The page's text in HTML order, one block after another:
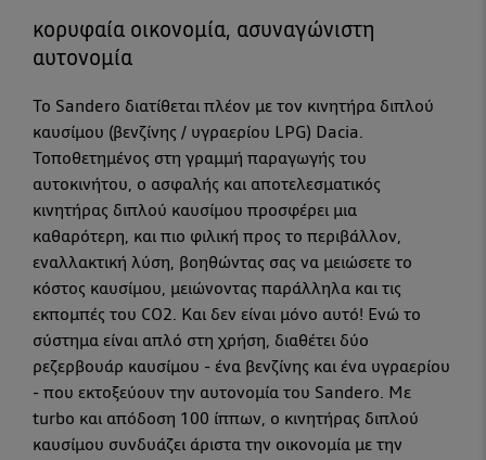
κορυφαία οικονομία, ασυναγώνιστη
αυτονομία
Το Sandero διατίθεται πλέον με τον κινητήρα διπλού
καυσίμου (βενζίνης / υγραερίου LPG) Dacia.
Τοποθετημένος στη γραμμή παραγωγής του
αυτοκινήτου, ο ασφαλής και αποτελεσματικός
κινητήρας διπλού καυσίμου προσφέρει μια
καθαρότερη, και πιο φιλική προς το περιβάλλον,
εναλλακτική λύση, βοηθώντας σας να μειώσετε το
κόστος καυσίμου, μειώνοντας παράλληλα και τις
εκπομπές του CO2. Και δεν είναι μόνο αυτό! Ενώ το
σύστημα είναι απλό στη χρήση, διαθέτει δύο
ρεζερβουάρ καυσίμου - ένα βενζίνης και ένα υγραερίου
- που εκτοξεύουν την αυτονομία του Sandero. Με
turbo και απόδοση 100 ίππων, ο κινητήρας διπλού
καυσίμου συνδυάζει άριστα την οικονομία με την